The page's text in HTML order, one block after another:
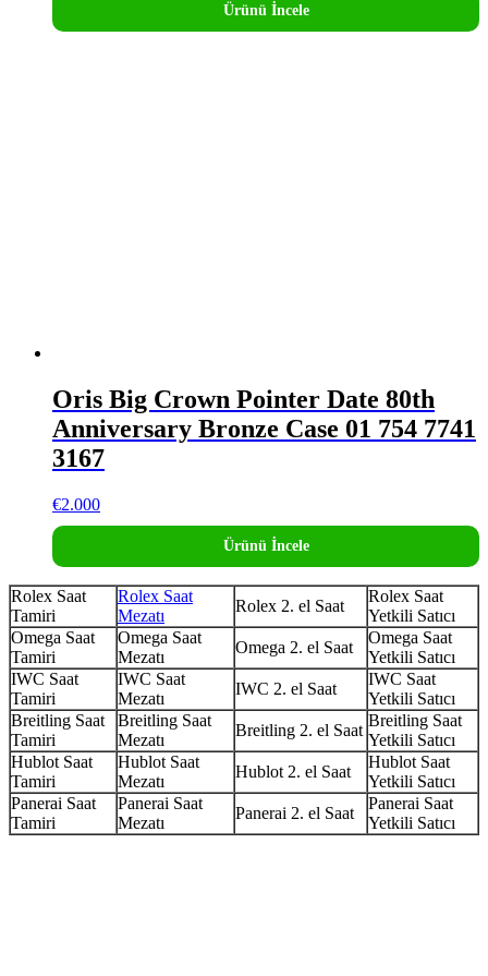
Ürünü İncele
Oris Big Crown Pointer Date 80th
Anniversary Bronze Case 01 754 7741
3167
€2.000
Ürünü İncele
Rolex Saat
Tamiri
Rolex Saat
Mezatı
Rolex 2. el Saat
Rolex Saat
Yetkili Satıcı
Omega Saat
Tamiri
Omega Saat
Mezatı
Omega 2. el Saat
Omega Saat
Yetkili Satıcı
IWC Saat
Tamiri
IWC Saat
Mezatı
IWC 2. el Saat
IWC Saat
Yetkili Satıcı
Breitling Saat
Tamiri
Breitling Saat
Mezatı
Breitling 2. el Saat
Breitling Saat
Yetkili Satıcı
Hublot Saat
Tamiri
Hublot Saat
Mezatı
Hublot 2. el Saat
Hublot Saat
Yetkili Satıcı
Panerai Saat
Tamiri
Panerai Saat
Mezatı
Panerai 2. el Saat
Panerai Saat
Yetkili Satıcı